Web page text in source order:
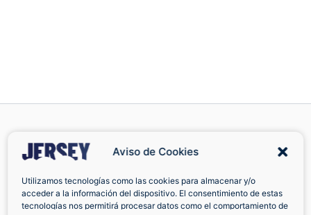
Aviso de Cookies
Utilizamos tecnologías como las cookies para almacenar y/o
acceder a la información del dispositivo. El consentimiento de estas
tecnologías nos permitirá procesar datos como el comportamiento de
Cambios y
devoluciones
Facebook